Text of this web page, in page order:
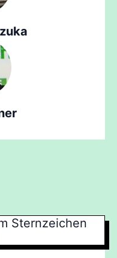
Sternzeichen